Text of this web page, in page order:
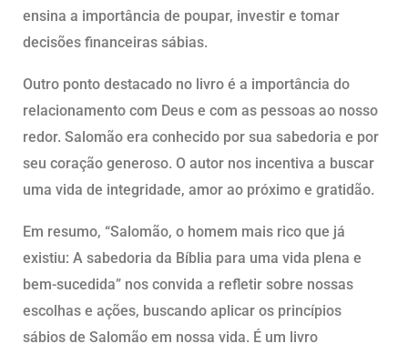
ensina a importância de poupar, investir e tomar
decisões financeiras sábias.
Outro ponto destacado no livro é a importância do
relacionamento com Deus e com as pessoas ao nosso
redor. Salomão era conhecido por sua sabedoria e por
seu coração generoso. O autor nos incentiva a buscar
uma vida de integridade, amor ao próximo e gratidão.
Em resumo, “Salomão, o homem mais rico que já
existiu: A sabedoria da Bíblia para uma vida plena e
bem-sucedida” nos convida a refletir sobre nossas
escolhas e ações, buscando aplicar os princípios
sábios de Salomão em nossa vida. É um livro